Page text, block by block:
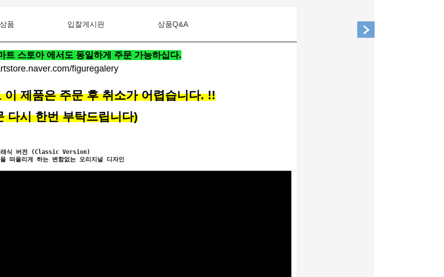
품 입찰게시판 상품Q&A
트 스토아 에서도 동일하게 주문 가능하십다.
figuregalery
제품은 주문 후 취소가 어렵습니다. !!
다시 한번 부탁드립니다)
래식 버전 (Classic Version)
떠올리게 하는 변함없는 오리지널 디자인